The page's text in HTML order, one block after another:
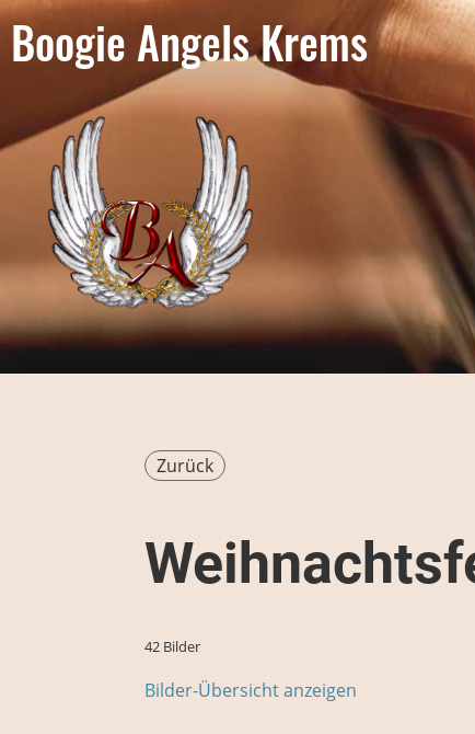
Boogie Angels Krems
Zurück
42 Bilder
Bilder-Übersicht anzeigen